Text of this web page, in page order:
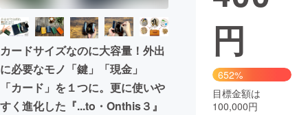
まちづくり・地域活性化
CAMPFIRE for Social Good
CAMPFIRE Creation
CAMPFIREふるさと納税machi-ya コミュニティ
カードサイズなのに大容量！外出
に必要なモノ「鍵」「現金」
「カード」を１つに。更に使いや
すく進化した『...to・Onthis３』
円
652%
目標金額は
100,000円